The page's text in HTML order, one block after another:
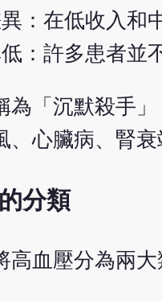
：在低收入和
：許多患者並
為「沉默殺手
、心臟病、腎衰
分類
高血壓分為兩大